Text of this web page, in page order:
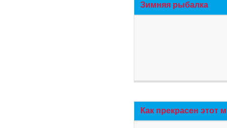
Зимняя рыбалка
Как прекрасен этот